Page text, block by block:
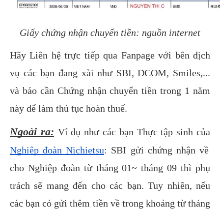
Giấy chứng nhận chuyển tiền: nguồn internet
Hãy Liên hệ trực tiếp qua Fanpage với bên dịch
vụ các bạn đang xài như SBI, DCOM, Smiles,...
và bảo cần Chứng nhận chuyển tiền trong 1 năm
này để làm thủ tục hoàn thuế.
Ngoài ra: Ví dụ như các bạn Thực tập sinh của
Nghiệp đoàn Nichietsu: SBI gửi chứng nhận về
cho Nghiệp đoàn từ tháng 01~ tháng 09 thì phụ
trách sẽ mang đến cho các bạn. Tuy nhiên, nếu
các bạn có gửi thêm tiền về trong khoảng từ tháng